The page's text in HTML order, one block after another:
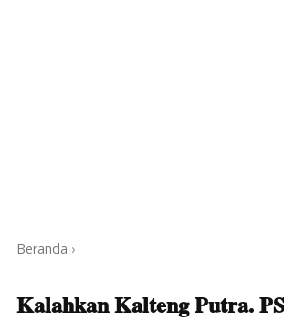
Beranda ›
Kalahkan Kalteng Putra.